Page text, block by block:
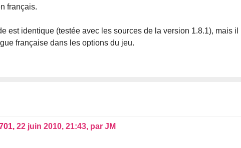
français.
est identique (testée avec les sources de la version 1.8.1), mais il
française dans les options du jeu.
22 juin 2010, 21:43, par JM